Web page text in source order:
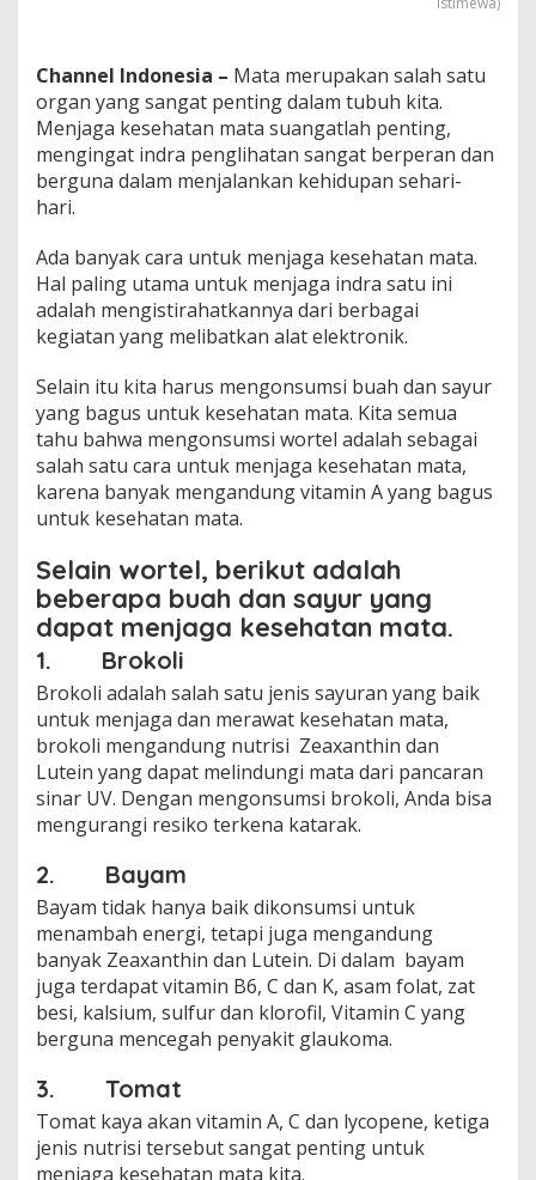
a
t
a
n
M
a
Channel Indonesia – Mata merupakan salah satu
organ yang sangat penting dalam tubuh kita.
Menjaga kesehatan mata suangatlah penting,
mengingat indra penglihatan sangat berperan dan
berguna dalam menjalankan kehidupan sehari-
hari.
Ada banyak cara untuk menjaga kesehatan mata.
Hal paling utama untuk menjaga indra satu ini
adalah mengistirahatkannya dari berbagai
kegiatan yang melibatkan alat elektronik.
Selain itu kita harus mengonsumsi buah dan sayur
yang bagus untuk kesehatan mata. Kita semua
tahu bahwa mengonsumsi wortel adalah sebagai
salah satu cara untuk menjaga kesehatan mata,
karena banyak mengandung vitamin A yang bagus
untuk kesehatan mata.
Selain wortel, berikut adalah
beberapa buah dan sayur yang
dapat menjaga kesehatan mata.
1. Brokoli
Brokoli adalah salah satu jenis sayuran yang baik
untuk menjaga dan merawat kesehatan mata,
brokoli mengandung nutrisi Zeaxanthin dan
Lutein yang dapat melindungi mata dari pancaran
sinar UV. Dengan mengonsumsi brokoli, Anda bisa
mengurangi resiko terkena katarak.
2. Bayam
Bayam tidak hanya baik dikonsumsi untuk
menambah energi, tetapi juga mengandung
banyak Zeaxanthin dan Lutein. Di dalam bayam
juga terdapat vitamin B6, C dan K, asam folat, zat
besi, kalsium, sulfur dan klorofil, Vitamin C yang
berguna mencegah penyakit glaukoma.
3. Tomat
Tomat kaya akan vitamin A, C dan lycopene, ketiga
jenis nutrisi tersebut sangat penting untuk
menjaga kesehatan mata kita.